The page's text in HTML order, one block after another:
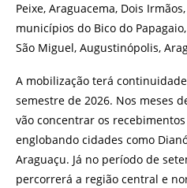
Peixe, Araguacema, Dois
municípios do Bico do
São Miguel, Augustinópolis,
A mobilização terá
semestre de 2026. Nos meses
vão concentrar os
englobando cidades como
Araguaçu. Já no período de
percorrerá a região central e